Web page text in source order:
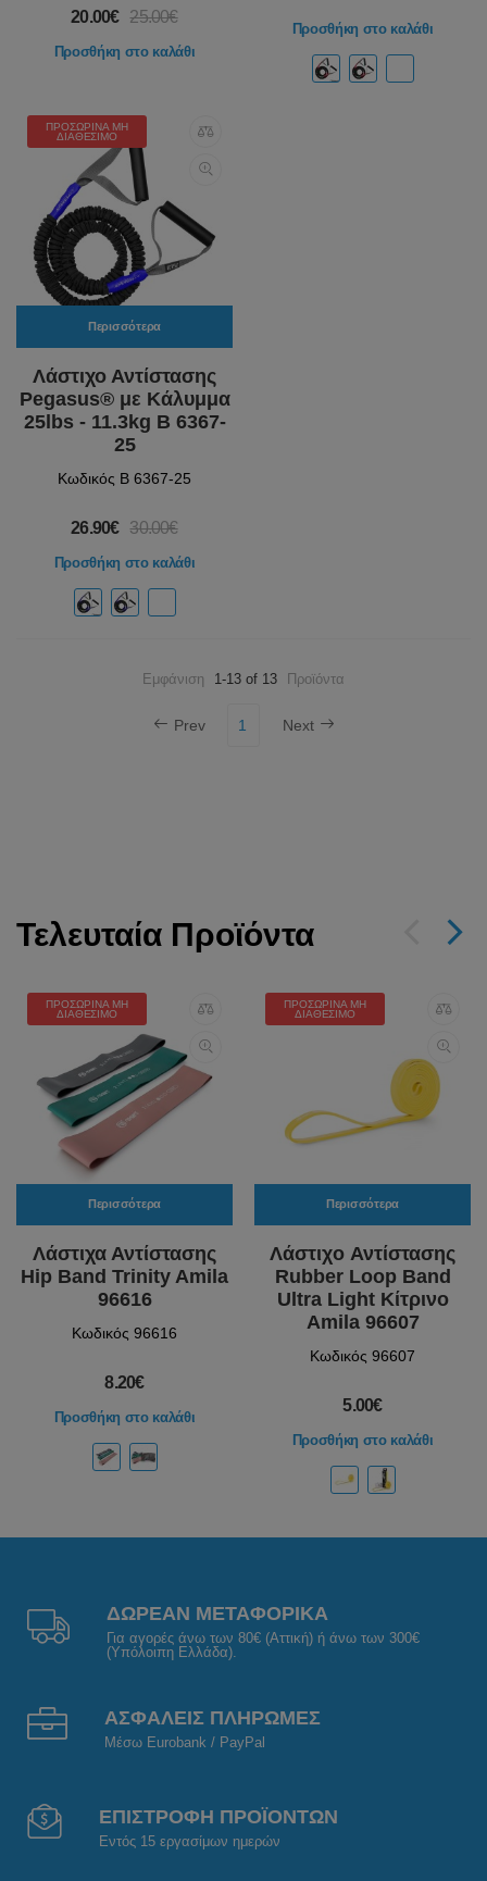
20.00€ 25.00€
Προσθήκη στο καλάθι
Προσθήκη στο καλάθι
ΠΡΟΣΩΡΙΝΆ ΜΗ
ΔΙΑΘΈΣΙΜΟ
Περισσότερα
Λάστιχο Αντίστασης
Pegasus® με Κάλυμμα
25lbs - 11.3kg Β 6367-
25
Κωδικός Β 6367-25
26.90€ 30.00€
Προσθήκη στο καλάθι
Εμφάνιση 1-13 of 13 Προϊόντα
Prev 1 Next
Τελευταία Προϊόντα
ΠΡΟΣΩΡΙΝΆ ΜΗ
ΔΙΑΘΈΣΙΜΟ
Περισσότερα
Λάστιχα Αντίστασης
Hip Band Trinity Amila
96616
Κωδικός 96616
8.20€
Προσθήκη στο καλάθι
ΠΡΟΣΩΡΙΝΆ ΜΗ
ΔΙΑΘΈΣΙΜΟ
Περισσότερα
Λάστιχo Αντίστασης
Rubber Loop Band
Ultra Light Κίτρινο
Amila 96607
Κωδικός 96607
5.00€
Προσθήκη στο καλάθι
ΔΩΡΕΑΝ ΜΕΤΑΦΟΡΙΚΑ
Για αγορές άνω των 80€ (Αττική) ή άνω των 300€
(Υπόλοιπη Ελλάδα).
ΑΣΦΑΛΕΙΣ ΠΛΗΡΩΜΕΣ
Μέσω Eurobank / PayPal
ΕΠΙΣΤΡΟΦΗ ΠΡΟΪΟΝΤΩΝ
Εντός 15 εργασίμων ημερών